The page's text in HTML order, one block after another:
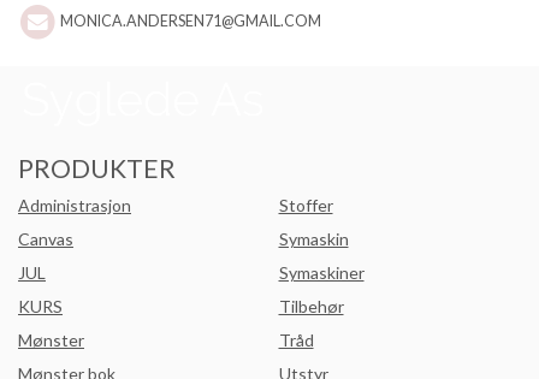
MONICA.ANDERSEN71@GMAIL.COM
PRODUKTER
Administrasjon
Canvas
JUL
KURS
Mønster
Mønster bok
Stoffer
Symaskin
Symaskiner
Tilbehør
Tråd
Utstyr